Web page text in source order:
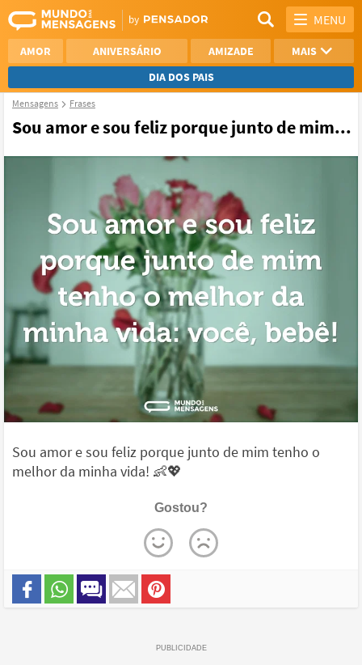
MENU
AMOR ANIVERSÁRIO AMIZADE
MAIS
DIA DOS PAIS
AGRADECIMENTO
NAMORO
Mensagens Frases
Sou amor e sou feliz porque junto de mim...
Sou amor e sou feliz porque junto de mim tenho o
melhor da minha vida! 👶💖
Gostou?